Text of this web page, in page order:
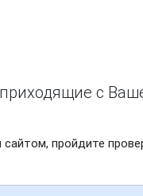
с
пройдите